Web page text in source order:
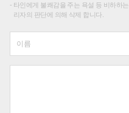
타인에게 불쾌감을 주는 욕설 등 비하하
리자의 판단에 의해 삭제 합니다.